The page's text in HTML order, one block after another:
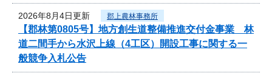
2026年8月4日更新 郡上農林事務所
【郡林第0805号】地方創生道整備推進交付金事業 林
道二間手から水沢上線（4工区）開設工事に関する一
般競争入札公告